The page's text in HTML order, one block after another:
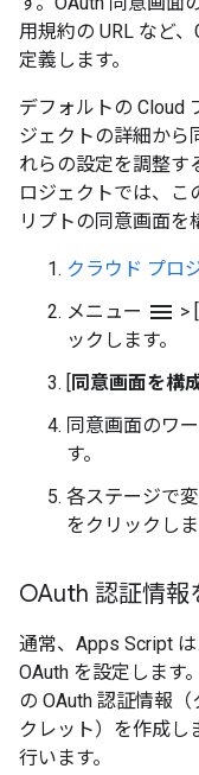
用規約の URL など
定義します。
デフォルトの Cloud
ジェクトの詳細から
れらの設定を調整す
ロジェクトでは、こ
リプトの同意画面を
クラウド プロ
メニュー menu > [
ックします。
[同意画面を構
同意画面のワ
す。
各ステージで
をクリックしま
OAuth 認証情報
通常、Apps Script
OAuth を設定します
の OAuth 認証情報
クレット）を作成し
行います。